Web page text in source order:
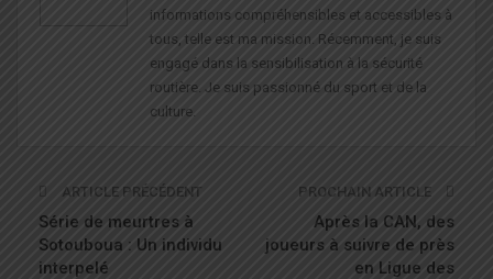
informations compréhensibles et accessibles à
tous, telle est ma mission. Récemment, je suis
engagé dans la sensibilisation à la sécurité
routière. Je suis passionné du sport et de la
culture.
ARTICLE PRÉCÉDENT
Série de meurtres à
Sotouboua : Un individu
interpelé
PROCHAIN ARTICLE
Après la CAN, des
joueurs à suivre de près
en Ligue des